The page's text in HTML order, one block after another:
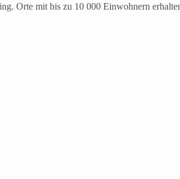
Orte mit bis zu 10 000 Einwohnern